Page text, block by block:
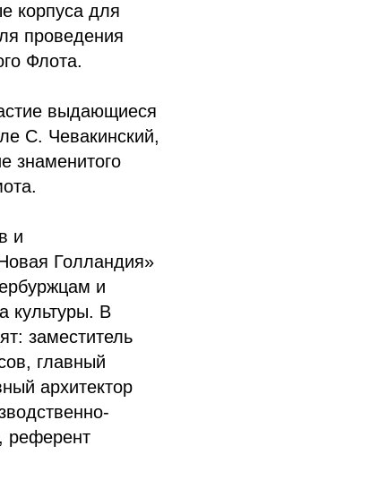
корпуса для
проведения
Флота.
выдающиеся
С. Чевакинский,
знаменитого
и
Голландия»
и
культуры. В
заместитель
главный
архитектор
референт